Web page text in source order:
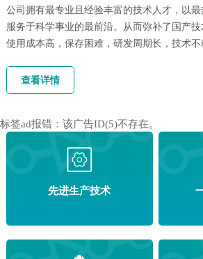
公司拥有最专业且经验丰富的技术人才，以
服务于科学事业的最前沿。从而弥补了国产
使用成本高，保存困难，研发周期长，技术不
查看详情
标签ad报错：该广告ID(5)不存在。
先进生产技术